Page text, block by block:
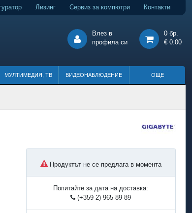
Лизинг Сервиз за компютри Контакти
Влез в
профила си
0 бр.
€ 0.00
МУЛТИМЕДИЯ, ТВ ВИДЕОНАБЛЮДЕНИЕ ОЩЕ
Продуктът не се предлага в момента
Попитайте за дата на доставка:
(+359 2) 965 89 89